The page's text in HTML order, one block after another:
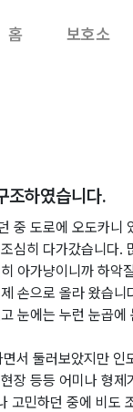
홈 보호소
조하였습니다.
중 도로에 오도카니
심히 다가갔습니다.
아가냥이니까 하악
손으로 올라 왔습니
눈에는 누런 눈곱
서 둘러보았지만 인
장 등등 어미나 형제
고민하던 중에 비도